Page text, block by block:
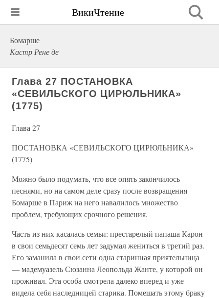
ВикиЧтение
Бомарше
Кастр Рене де
Глава 27 ПОСТАНОВКА
«СЕВИЛЬСКОГО ЦИРЮЛЬНИКА»
(1775)
Глава 27
ПОСТАНОВКА «СЕВИЛЬСКОГО ЦИРЮЛЬНИКА»
(1775)
Можно было подумать, что все опять закончилось
песнями, но на самом деле сразу после возвращения
Бомарше в Париж на него навалилось множество
проблем, требующих срочного решения.
Часть из них касалась семьи: престарелый папаша Карон
в свои семьдесят семь лет задумал жениться в третий раз.
Его заманила в свои сети одна старинная приятельница
— мадемуазель Сюзанна Леопольда Жанте, у которой он
проживал. Эта особа смотрела далеко вперед и уже
видела себя наследницей старика. Помешать этому браку